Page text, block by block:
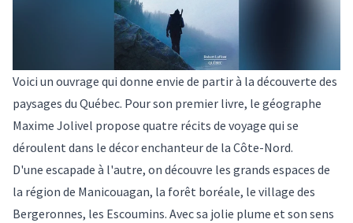
Voici un ouvrage qui donne envie de partir à la découverte des
paysages du Québec. Pour son premier livre, le géographe
Maxime Jolivel propose quatre récits de voyage qui se
déroulent dans le décor enchanteur de la Côte-Nord.
D'une escapade à l'autre, on découvre les grands espaces de
la région de Manicouagan, la forêt boréale, le village des
Bergeronnes, les Escoumins. Avec sa jolie plume et son sens